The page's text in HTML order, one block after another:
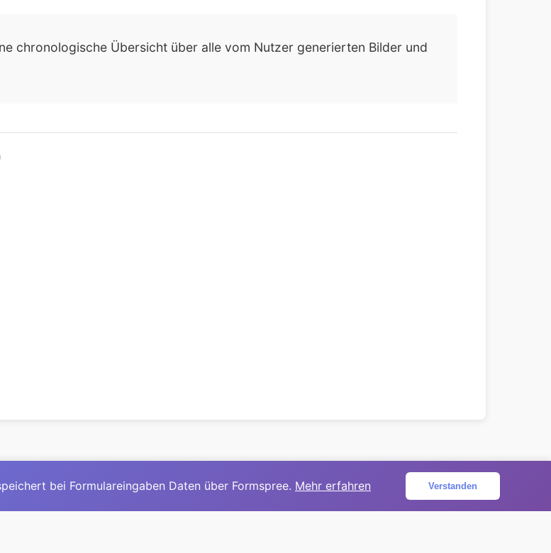
chronologische Übersicht über alle vom Nutzer generierten Bilder und
Mirga|LinkedIn|davidmirga.com
bei Formulareingaben Daten über Formspree. Mehr erfahren Verstanden